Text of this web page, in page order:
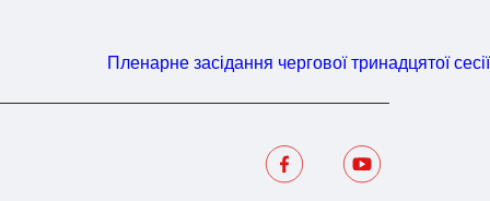
Пленарне засідання чергової тринадцятої сесії